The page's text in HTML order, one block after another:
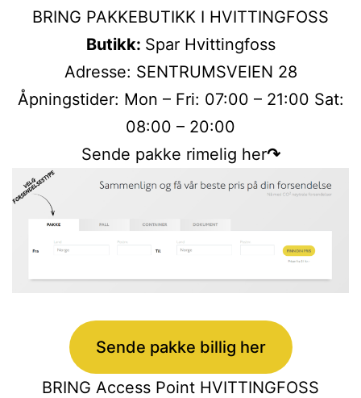
BRING PAKKEBUTIKK I HVITTINGFOSS
Butikk: Spar Hvittingfoss
Adresse: SENTRUMSVEIEN 28
Åpningstider: Mon – Fri: 07:00 – 21:00 Sat:
08:00 – 20:00
Sende pakke rimelig her↷
Sende pakke billig her
BRING Access Point HVITTINGFOSS